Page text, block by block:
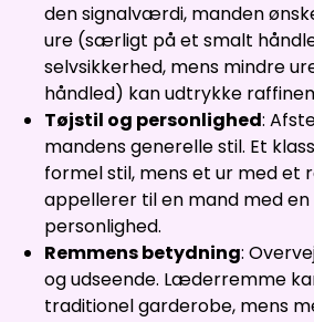
den signalværdi, manden
ure (særligt på et smalt
selvsikkerhed, mens mindre
håndled) kan udtrykke
Tøjstil og personlighed:
mandens generelle stil. Et
formel stil, mens et ur med et
appellerer til en mand med
personlighed.
Remmens betydning:
og udseende. Læderremme
traditionel garderobe, mens